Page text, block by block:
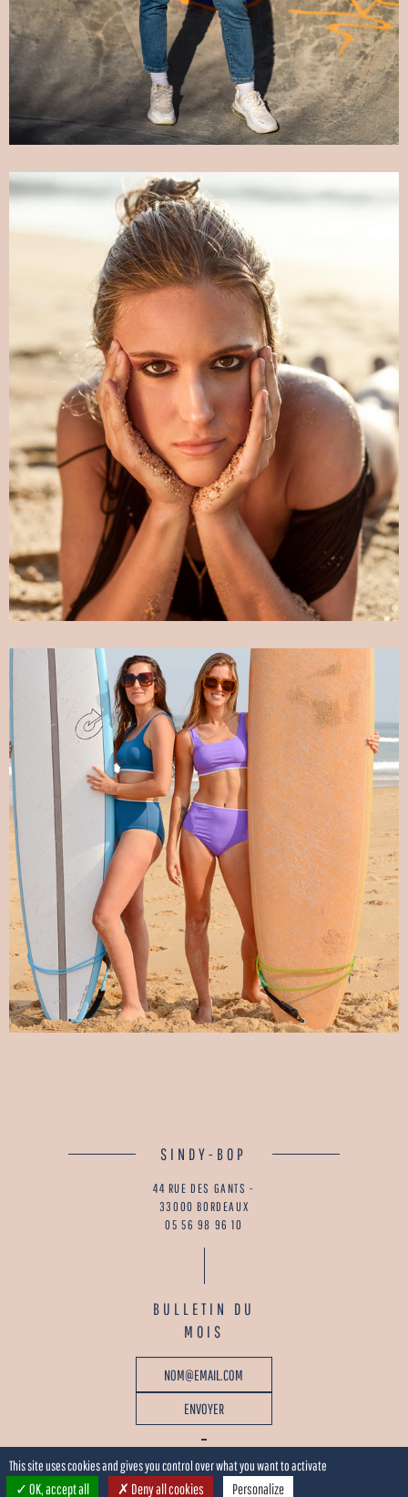
SINDY-BOP
44 RUE DES GANTS -
33000 BORDEAUX
05 56 98 96 10
BULLETIN DU
MOIS
This site uses cookies and gives you control over what you want to activate
OK, accept all Deny all cookies Personalize